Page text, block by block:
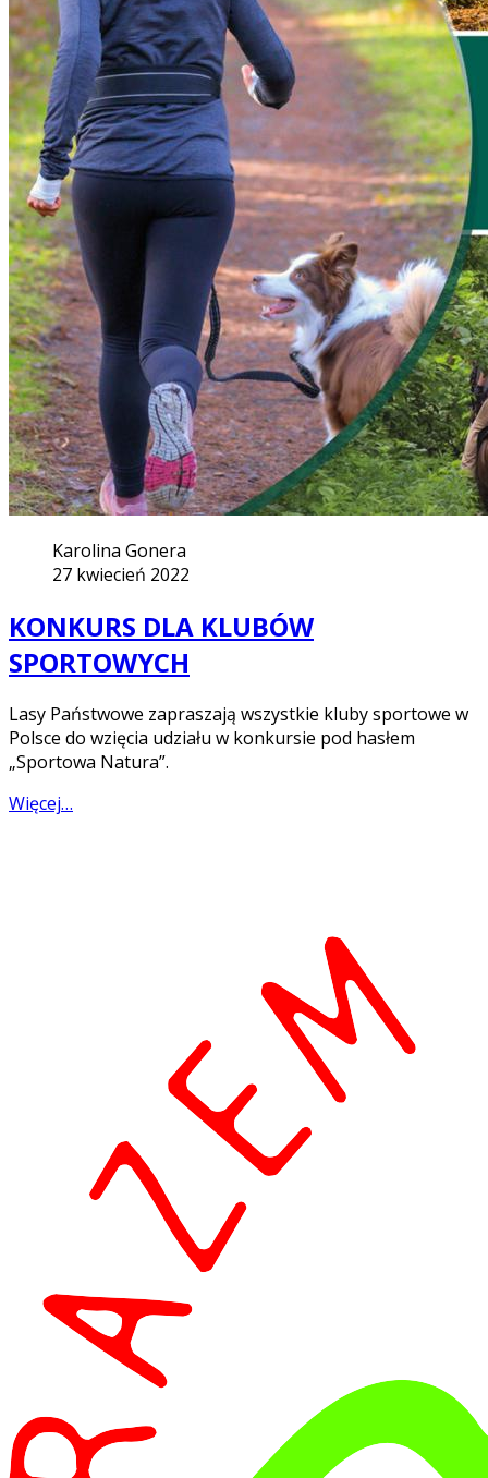
Karolina Gonera
27 kwiecień 2022
KONKURS DLA KLUBÓW
SPORTOWYCH
Lasy Państwowe zapraszają wszystkie kluby sportowe w
Polsce do wzięcia udziału w konkursie pod hasłem
„Sportowa Natura”.
Więcej…